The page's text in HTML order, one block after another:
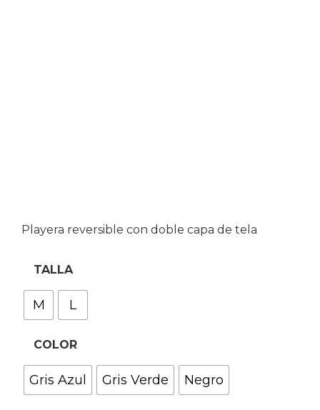
Playera reversible con doble capa de tela
TALLA
M L
COLOR
Gris Azul Gris Verde Negro